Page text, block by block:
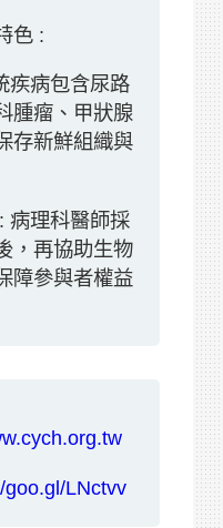
色 :
疾病包含尿路
腫瘤、甲狀腺
存新鮮組織與
病理科醫師採
，再協助生物
障參與者權益
goo.gl/LNctvv